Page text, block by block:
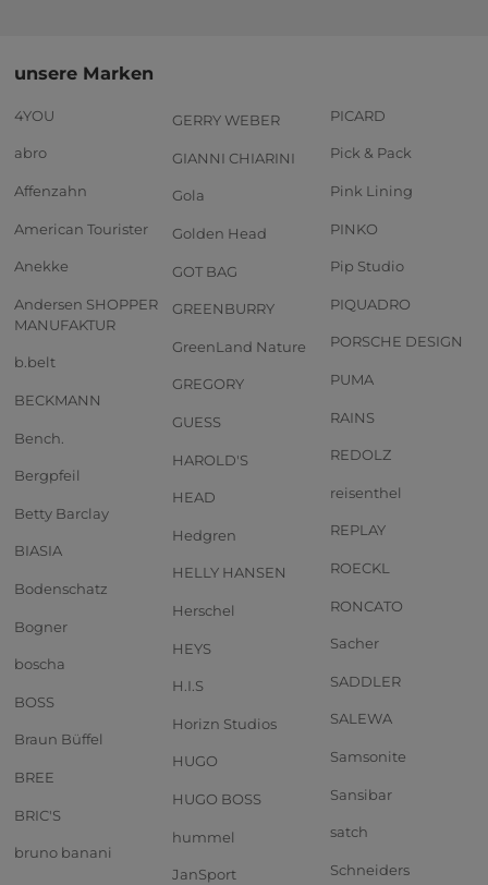
unsere Marken
4YOU
abro
Affenzahn
American Tourister
Anekke
Andersen SHOPPER
MANUFAKTUR
b.belt
BECKMANN
Bench.
Bergpfeil
Betty Barclay
BIASIA
Bodenschatz
Bogner
boscha
BOSS
Braun Büffel
BREE
BRIC'S
bruno banani
GERRY WEBER
GIANNI CHIARINI
Gola
Golden Head
GOT BAG
GREENBURRY
GreenLand Nature
GREGORY
GUESS
HAROLD'S
HEAD
Hedgren
HELLY HANSEN
Herschel
HEYS
H.I.S
Horizn Studios
HUGO
HUGO BOSS
hummel
JanSport
PICARD
Pick & Pack
Pink Lining
PINKO
Pip Studio
PIQUADRO
PORSCHE DESIGN
PUMA
RAINS
REDOLZ
reisenthel
REPLAY
ROECKL
RONCATO
Sacher
SADDLER
SALEWA
Samsonite
Sansibar
satch
Schneiders